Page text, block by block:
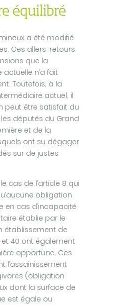
équilibré
a été modifié
Ces allers-retours
que la
n’a fait
Toutefois, à la
actuel, il
peut être satisfait du
députés du Grand
et de la
ont su dégager
sur de justes
cas de l’article 8 qui
obligation
en cas d’incapacité
établie par le
établissement de
et 40 ont également
opportune. Ces
l’assainissement
(obligation
dont la surface de
est égale ou